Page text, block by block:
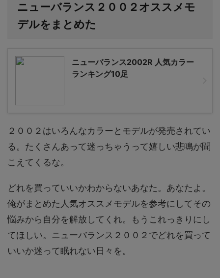
ニューバランス２００２オススメモ
デルをまとめた
ニューバランス2002R 人気カラー
ランキング10足
２００２はいろんなカラーとモデルが発売されてい
る。たくさんあって迷っちゃうって嬉しい悲鳴が聞
こえてくるな。
どれを買っていいかわからないあなた。あなたよ。
俺がまとめた人気オススメモデルを参考にしてその
悩みから自分を解放してくれ。もうこれっきりにし
てほしい。ニューバランス２００２でどれを買って
いいか迷って眠れない日々を。